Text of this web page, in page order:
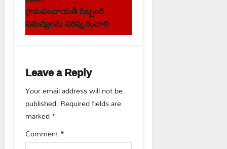
s
t
a
v
i
g
గ్రామపంచాయతీ సిబ్బంది
సమస్యలను పరిష్కరించాలి
Leave a Reply
Your email address will not be
published. Required fields are
marked*
Comment*